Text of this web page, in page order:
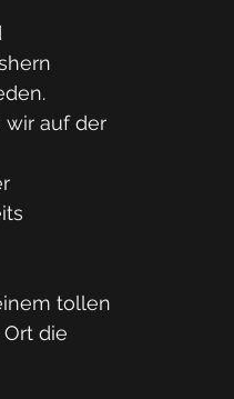
wir auf der
tollen
die